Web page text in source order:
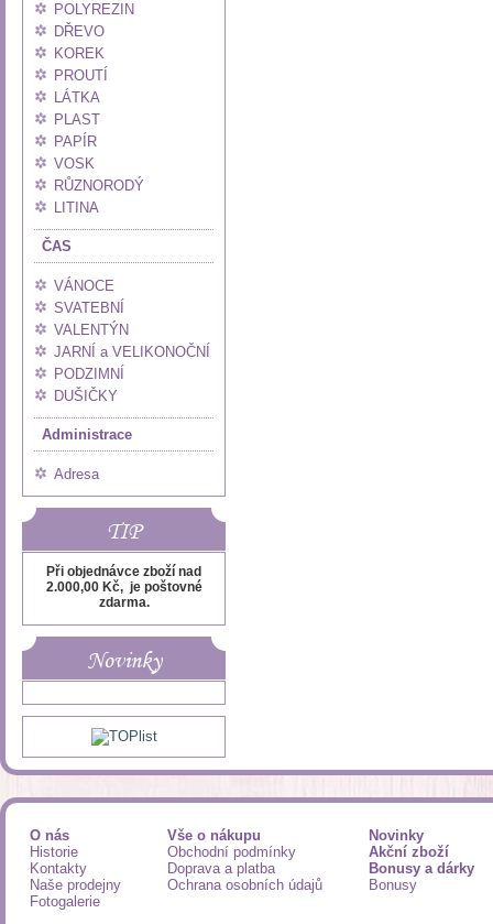
POLYREZIN
DŘEVO
KOREK
PROUTÍ
LÁTKA
PLAST
PAPÍR
VOSK
RŮZNORODÝ
LITINA
ČAS
VÁNOCE
SVATEBNÍ
VALENTÝN
JARNÍ a VELIKONOČNÍ
PODZIMNÍ
DUŠIČKY
Administrace
Adresa
TIP
Při objednávce zboží nad
2.000,00 Kč, je poštovné
zdarma.
Novinky
O nás
Historie
Kontakty
Naše prodejny
Fotogalerie
Vše o nákupu
Obchodní podmínky
Doprava a platba
Ochrana osobních údajů
Novinky
Akční zboží
Bonusy a dárky
Bonusy